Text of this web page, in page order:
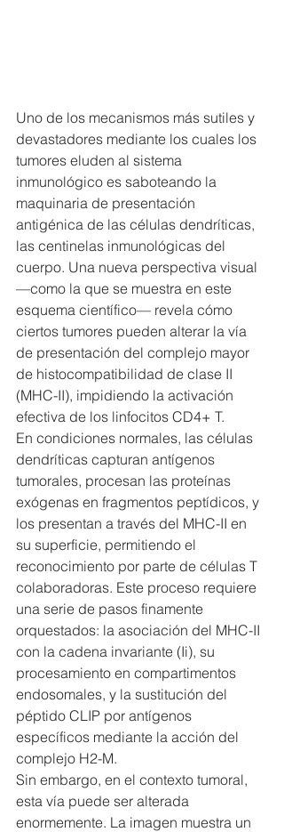
Uno de los mecanismos más sutiles y
devastadores mediante los cuales los
tumores eluden al sistema
inmunológico es saboteando la
maquinaria de presentación
antigénica de las células dendríticas,
las centinelas inmunológicas del
cuerpo. Una nueva perspectiva visual
—como la que se muestra en este
esquema científico— revela cómo
ciertos tumores pueden alterar la vía
de presentación del complejo mayor
de histocompatibilidad de clase II
(MHC-II), impidiendo la activación
efectiva de los linfocitos CD4+ T.
En condiciones normales, las células
dendríticas capturan antígenos
tumorales, procesan las proteínas
exógenas en fragmentos peptídicos, y
los presentan a través del MHC-II en
su superficie, permitiendo el
reconocimiento por parte de células T
colaboradoras. Este proceso requiere
una serie de pasos finamente
orquestados: la asociación del MHC-II
con la cadena invariante (Ii), su
procesamiento en compartimentos
endosomales, y la sustitución del
péptido CLIP por antígenos
específicos mediante la acción del
complejo H2-M.
Sin embargo, en el contexto tumoral,
esta vía puede ser alterada
enormemente. La imagen muestra un